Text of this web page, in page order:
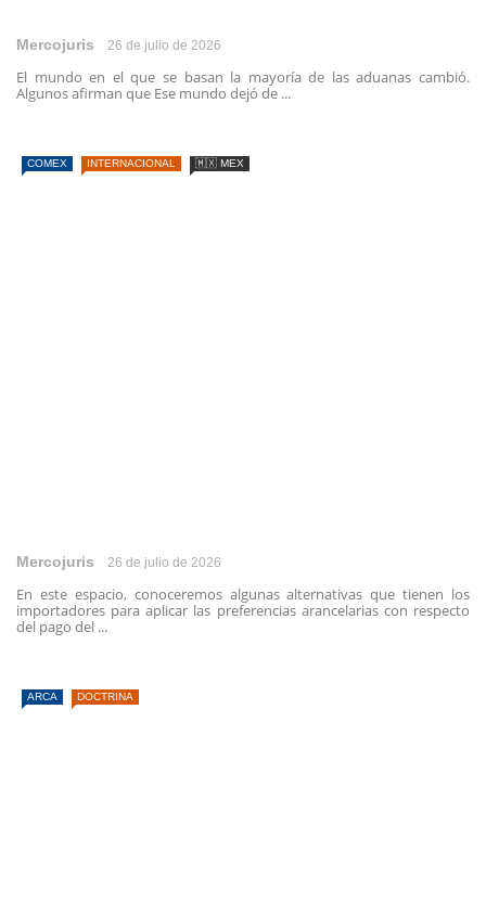
Mercojuris 26 de julio de 2026
El mundo en el que se basan la mayoría de las aduanas cambió.
Algunos afirman que Ese mundo dejó de ...
COMEX INTERNACIONAL 🇲🇽 MEX
Mercojuris 26 de julio de 2026
En este espacio, conoceremos algunas alternativas que tienen los
importadores para aplicar las preferencias arancelarias con respecto
del pago del ...
ARCA DOCTRINA